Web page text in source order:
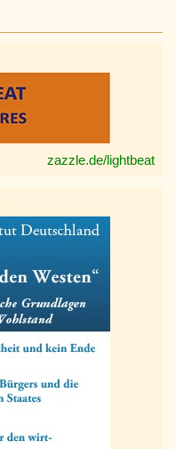
zazzle.de/lightbeat